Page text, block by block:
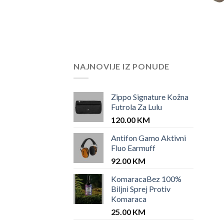
NAJNOVIJE IZ PONUDE
Zippo Signature Kožna
Futrola Za Lulu
120.00 KM
Antifon Gamo Aktivni
Fluo Earmuff
92.00 KM
KomaracaBez 100%
Biljni Sprej Protiv
Komaraca
25.00 KM